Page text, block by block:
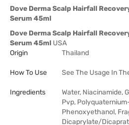
Dove Derma Scalp Hairfall
Serum 45ml
Dove Derma Scalp Hairfall
Serum 45ml USA
Origin
Thailand
How To Use See The Usage In
Ingredients
Water, Niacinamide,
Pvp,
Phenoxyethanol,
Dicaprylate/